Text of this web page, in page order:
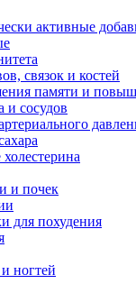
активные
связок и костей
памяти и
и сосудов
и почек
для похудения
ногтей